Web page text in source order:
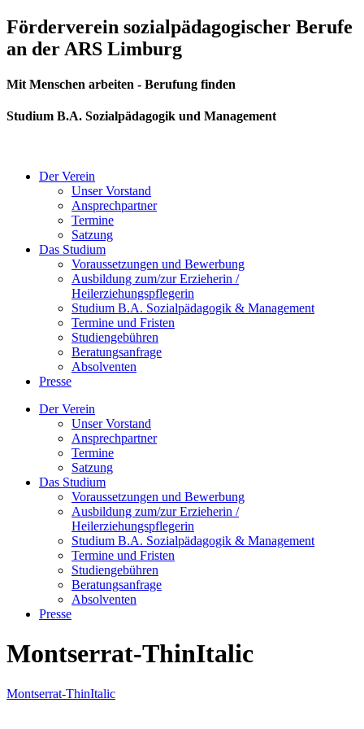
Zum
Inhalt
springen
Förderverein sozialpädagogischer Berufe
an der ARS Limburg
Mit Menschen arbeiten - Berufung finden
Studium B.A. Sozialpädagogik und Management
Der Verein
Unser Vorstand
Ansprechpartner
Termine
Satzung
Das Studium
Voraussetzungen und Bewerbung
Ausbildung zum/zur Erzieherin /
Heilerziehungspflegerin
Studium B.A. Sozialpädagogik & Management
Termine und Fristen
Studiengebühren
Beratungsanfrage
Absolventen
Presse
Der Verein
Unser Vorstand
Ansprechpartner
Termine
Satzung
Das Studium
Voraussetzungen und Bewerbung
Ausbildung zum/zur Erzieherin /
Heilerziehungspflegerin
Studium B.A. Sozialpädagogik & Management
Termine und Fristen
Studiengebühren
Beratungsanfrage
Absolventen
Presse
Montserrat-ThinItalic
Montserrat-ThinItalic